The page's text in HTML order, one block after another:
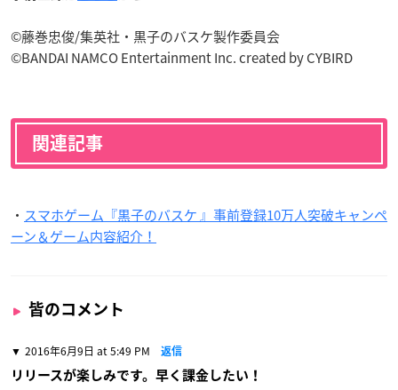
©藤巻忠俊/集英社・黒子のバスケ製作委員会
©BANDAI NAMCO Entertainment Inc. created by CYBIRD
関連記事
・ スマホゲーム『黒子のバスケ 』事前登録10万人突破キャンペ
ーン＆ゲーム内容紹介！
皆のコメント
2016年6月9日 at 5:49 PM 返信
リリースが楽しみです。早く課金したい！